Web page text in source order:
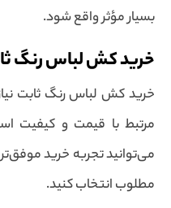
بسیار مؤثر واقع شود.
خرید کش لباس رنگ
خرید کش لباس رنگ ثابت
مرتبط با قیمت و کیفیت
می‌توانید تجربه خرید
مطلوب انتخاب کنید.